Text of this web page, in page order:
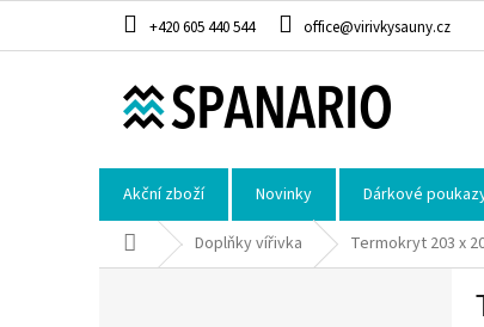
+420 605 440 544 office@virivkysauny.cz
Akční zboží Novinky Dárkové
Domů Doplňky vířivka Termokryt 203 x